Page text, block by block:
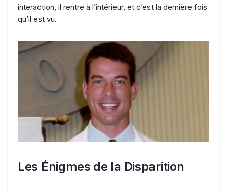
interaction, il rentre à l’intérieur, et c’est la dernière fois
qu’il est vu.
Les Énigmes de la Disparition